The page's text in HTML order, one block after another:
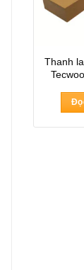
Thanh